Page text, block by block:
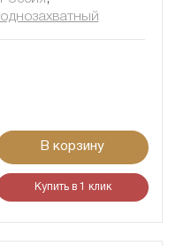
однозахватный
В корзину
Купить в 1 клик